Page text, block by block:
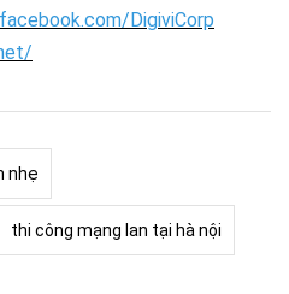
DigiviCorp
nhẹ
thi công mạng lan tại hà nội